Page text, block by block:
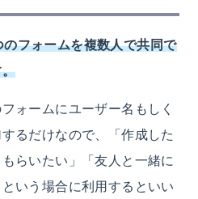
のフォームを複数人で共同で
ォームにユーザー名もしく
るだけなので、「作成した
らいたい」「友人と一緒に
いう場合に利用するといい